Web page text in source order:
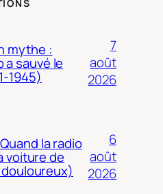
mythe :
a sauvé le
1945)
7
août
2026
la radio
voiture de
6
août
2026